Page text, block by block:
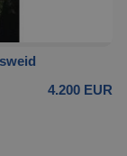
4.200 EUR